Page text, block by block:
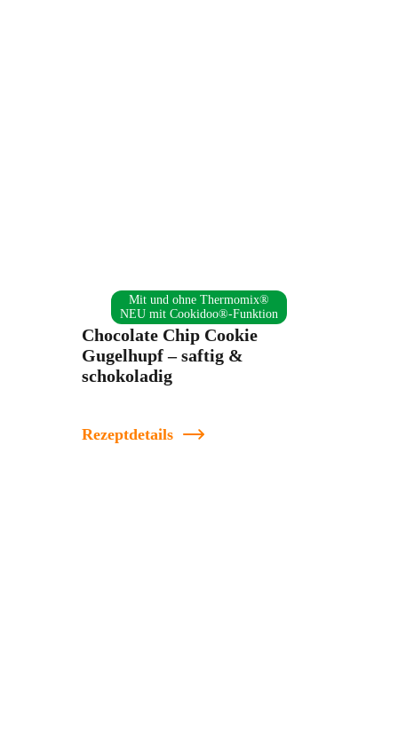
Mit und ohne Thermomix®
NEU mit Cookidoo®-Funktion
Chocolate Chip Cookie
Gugelhupf – saftig &
schokoladig
Rezeptdetails